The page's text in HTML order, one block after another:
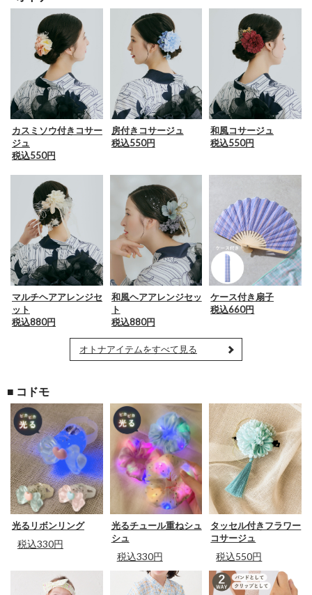
カスミソウ付きコサー
ジュ
税込550円
房付きコサージュ
税込550円
和風コサージュ
税込550円
マルチヘアアレンジセ
ット
税込880円
和風ヘアアレンジセッ
ト
税込880円
ケース付き扇子
税込660円
オトナアイテムをすべて見る
■ コドモ
光るリボンリング
税込330円
光るチュール重ねシュ
シュ
税込330円
タッセル付きフラワー
コサージュ
税込550円